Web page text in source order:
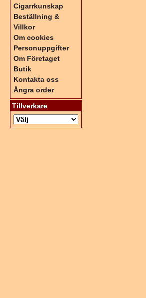
Cigarrkunskap
Beställning &
Villkor
Om cookies
Personuppgifter
Om Företaget
Butik
Kontakta oss
Ångra order
Tillverkare